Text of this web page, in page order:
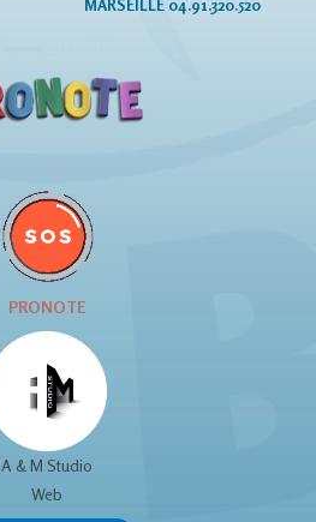
MARSEILLE 04.91.320.520
PRONOTE
A & M Studio
Web